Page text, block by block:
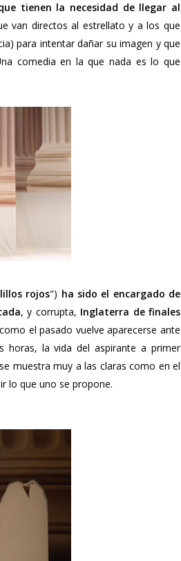
tienen la necesidad de llegar al
van directos al estrellato y a los que
para intentar dañar su imagen y que
comedia en la que nada es lo que
rojos") ha sido el encargado de
, y corrupta, Inglaterra de finales
el pasado vuelve aparecerse ante
horas, la vida del aspirante a primer
muestra muy a las claras como en el
lo que uno se propone.